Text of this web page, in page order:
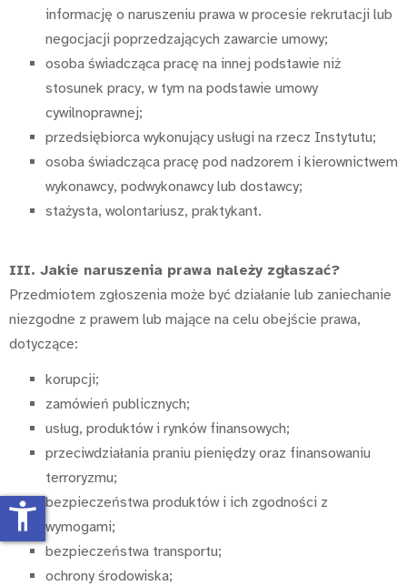
informację o naruszeniu prawa w procesie rekrutacji lub
negocjacji poprzedzających zawarcie umowy;
osoba świadcząca pracę na innej podstawie niż
stosunek pracy, w tym na podstawie umowy
cywilnoprawnej;
przedsiębiorca wykonujący usługi na rzecz Instytutu;
osoba świadcząca pracę pod nadzorem i kierownictwem
wykonawcy, podwykonawcy lub dostawcy;
stażysta, wolontariusz, praktykant.
III. Jakie naruszenia prawa należy zgłaszać?
Przedmiotem zgłoszenia może być działanie lub zaniechanie
niezgodne z prawem lub mające na celu obejście prawa,
dotyczące:
korupcji;
zamówień publicznych;
usług, produktów i rynków finansowych;
przeciwdziałania praniu pieniędzy oraz finansowaniu
terroryzmu;
bezpieczeństwa produktów i ich zgodności z
wymogami;
bezpieczeństwa transportu;
ochrony środowiska;
accessibility_new